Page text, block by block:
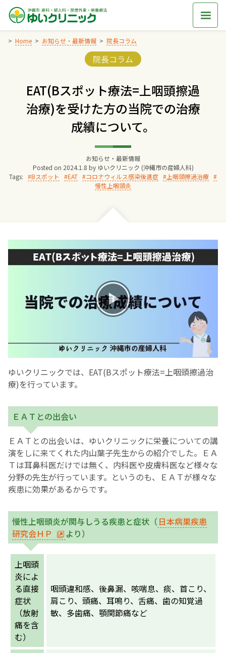
Skip
content
Home お知らせ・最新情報 院長コラム
Categories:
院長コラム
EAT(Bスポット療法=上咽頭擦過
治療)を受けた方の当院での治療
成績について。
お知らせ・最新情報
Posted on 2024.1.8 by ゆいクリニック (沖縄市の産婦人科)
Tags:
Bスポット EAT コロナウィルス感染後遺症
上咽頭擦過治療
慢性上咽頭炎
ゆいクリニックでは、EAT(Bスポット療法=上咽頭擦過治
療)を行っています。
ＥＡＴとの出会い
ＥＡＴとの出会いは、ゆいクリニックに栄養についての講
演をしに来てくれた内山葉子先生からの紹介でした。ＥＡ
Ｔは耳鼻科医だけでは無く、内科医や皮膚科医など様々な
分野の先生が行っています。というのも、ＥＡＴが様々な
疾患に効果があるからです。
慢性上咽頭炎が関与しうる疾患と症状（ 日本病巣疾患
研究会ＨＰ
より）
上咽頭
炎によ
る直接
症状
（放射
痛を含
む）
咽頭違和感、後鼻漏、咳喘息、痰、首こり、
肩こり、頭痛、耳鳴り、舌痛、歯の知覚過
敏、多歯痛、顎関節痛など
交通アクセス
院長からのごあいさつ
ゆいクリニックの経営理念
診療料金
妊婦健診
お産について
母乳育児
その他の診療内容
‘さんルーム’ でさまざまな講座・クラス
遠方にお住まいで当院での出産を希望される方へ
医師プロフィール
English Page